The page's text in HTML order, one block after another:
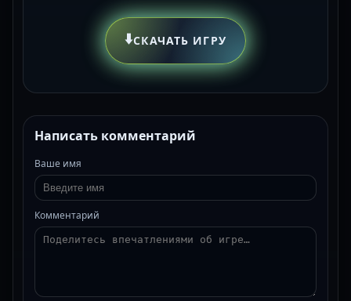
⬇️СКАЧАТЬ ИГРУ
Написать комментарий
Ваше имя
Комментарий